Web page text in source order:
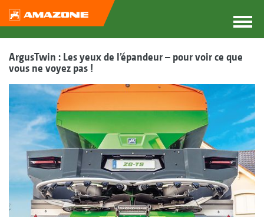
ArgusTwin : Les yeux de l’épandeur – pour voir ce que
vous ne voyez pas !